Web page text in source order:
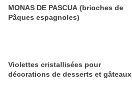
MONAS DE PASCUA (brioches de
Pâques espagnoles)
Violettes cristallisées pour
décorations de desserts et gâteaux